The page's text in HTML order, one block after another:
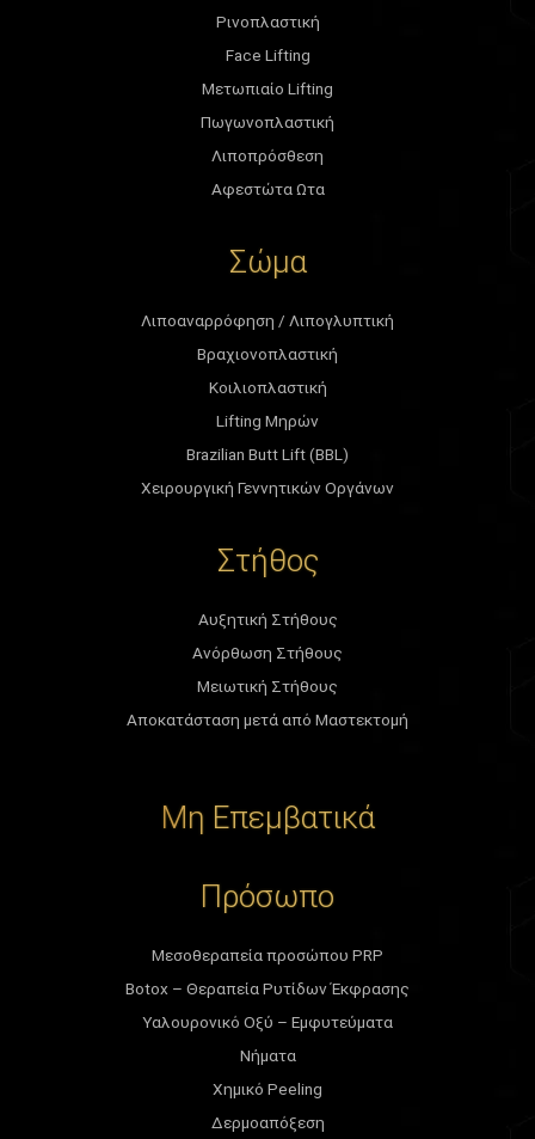
Ρινοπλαστική
Face Lifting
Μετωπιαίο Lifting
Πωγωνοπλαστική
Λιποπρόσθεση
Αφεστώτα Ωτα
Σώμα
Λιποαναρρόφηση / Λιπογλυπτική
Βραχιονοπλαστική
Κοιλιοπλαστική
Lifting Μηρών
Brazilian Butt Lift (BBL)
Χειρουργική Γεννητικών Οργάνων
Στήθος
Αυξητική Στήθους
Ανόρθωση Στήθους
Μειωτική Στήθους
Αποκατάσταση μετά από Μαστεκτομή
Μη Επεμβατικά
Πρόσωπο
Μεσοθεραπεία προσώπου PRP
Botox – Θεραπεία Ρυτίδων Έκφρασης
Υαλουρονικό Οξύ – Εμφυτεύματα
Νήματα
Χημικό Peeling
Δερμοαπόξεση